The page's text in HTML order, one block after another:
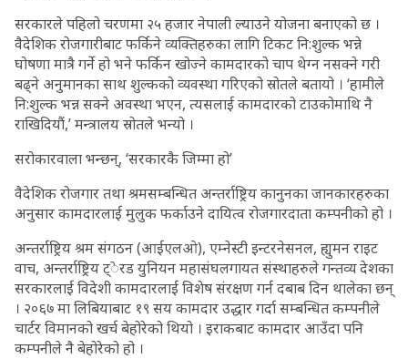
सरकारले पहिलो चरणमा २५ हजार नेपाली ल्याउने योजना बनाएको छ ।
वैदेशिक रोजगारीबाट फर्किने व्यक्तिहरुका लागि टिकट नि:शुल्क भन्ने
घोषणा मात्रै गर्ने हो भने फर्किन खोज्ने कामदारको चाप थेग्न नसक्ने गरी
बढ्ने अनुमानका साथ शुल्कको व्यवस्था गरिएको स्रोतले बतायो । ‘हामीले
नि:शुल्क भन्न सक्ने अवस्था भएन, त्यसलाई कामदारको टाउकोमाथि नै
राखिदियौं,’ मन्त्रालय स्रोतले भन्यो ।
सरोकारवाला भन्छन्, ‘सरकारकै जिम्मा हो’
वैदेशिक रोजगार तथा श्रमसम्बन्धित अन्तर्राष्ट्रिय कानुनका जानकारहरुका
अनुसार कामदारलाई मुलुक फर्काउने दायित्व रोजगारदाता कम्पनीको हो ।
अन्तर्राष्ट्रिय श्रम संगठन (आईएलओ), एम्नेस्टी इन्टरनेसनल, ह्युमन राइट
वाच, अन्तर्राष्ट्रिय ट्ेरड युनियन महासंघलगायत संस्थाहरुले गन्तव्य देशका
सरकारलाई विदेशी कामदारलाई विशेष संरक्षण गर्न दबाब दिन थालेका छन्
। २०६७ मा लिबियाबाट १९ सय कामदार उद्धार गर्दा सम्बन्धित कम्पनीले
चार्टर विमानको खर्च बेहोरेको थियो । इराकबाट कामदार आउँदा पनि
कम्पनीले नै बेहोरेको हो ।